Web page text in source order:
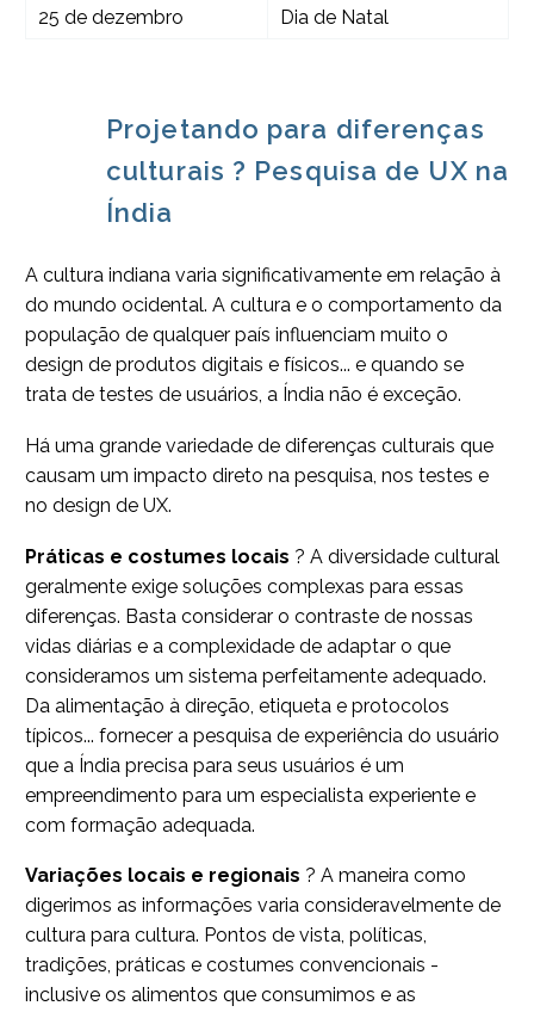
25 de dezembro Dia de Natal
Projetando para diferenças
culturais ? Pesquisa de UX na
Índia
A cultura indiana varia significativamente em relação à
do mundo ocidental. A cultura e o comportamento da
população de qualquer país influenciam muito o
design de produtos digitais e físicos... e quando se
trata de testes de usuários, a Índia não é exceção.
Há uma grande variedade de diferenças culturais que
causam um impacto direto na pesquisa, nos testes e
no design de UX.
Práticas e costumes locais ? A diversidade cultural
geralmente exige soluções complexas para essas
diferenças. Basta considerar o contraste de nossas
vidas diárias e a complexidade de adaptar o que
consideramos um sistema perfeitamente adequado.
Da alimentação à direção, etiqueta e protocolos
típicos... fornecer a pesquisa de experiência do usuário
que a Índia precisa para seus usuários é um
empreendimento para um especialista experiente e
com formação adequada.
Variações locais e regionais ? A maneira como
digerimos as informações varia consideravelmente de
cultura para cultura. Pontos de vista, políticas,
tradições, práticas e costumes convencionais -
inclusive os alimentos que consumimos e as